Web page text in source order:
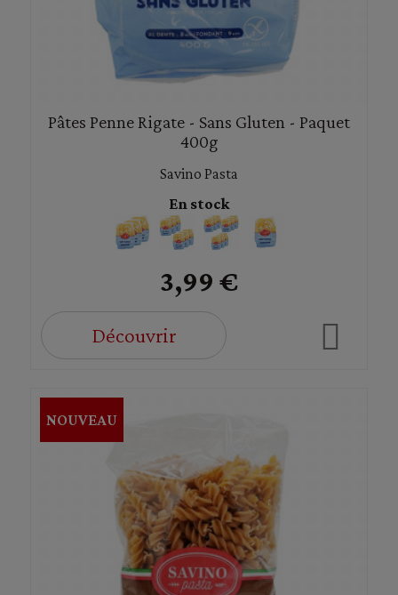
Pâtes Penne Rigate - Sans Gluten - Paquet
400g
Savino Pasta
En stock
3,99 €
Découvrir
NOUVEAU